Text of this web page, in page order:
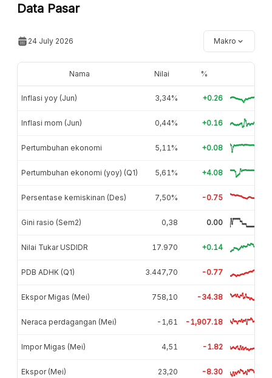
Data Pasar
24 July 2026 Makro
Nama Nilai %
Inflasi yoy (Jun) 3,34% +0.26
Inflasi mom (Jun) 0,44% +0.16
Pertumbuhan ekonomi 5,11% +0.08
Pertumbuhan ekonomi (yoy) (Q1) 5,61% +4.08
Persentase kemiskinan (Des) 7,50% -0.75
Gini rasio (Sem2) 0,38 0.00
Nilai Tukar USDIDR 17.970 +0.14
PDB ADHK (Q1) 3.447,70 -0.77
Ekspor Migas (Mei) 758,10 -34.38
Neraca perdagangan (Mei) -1,61 -1,907.18
Impor Migas (Mei) 4,51 -1.82
Ekspor (Mei) 23,20 -8.30